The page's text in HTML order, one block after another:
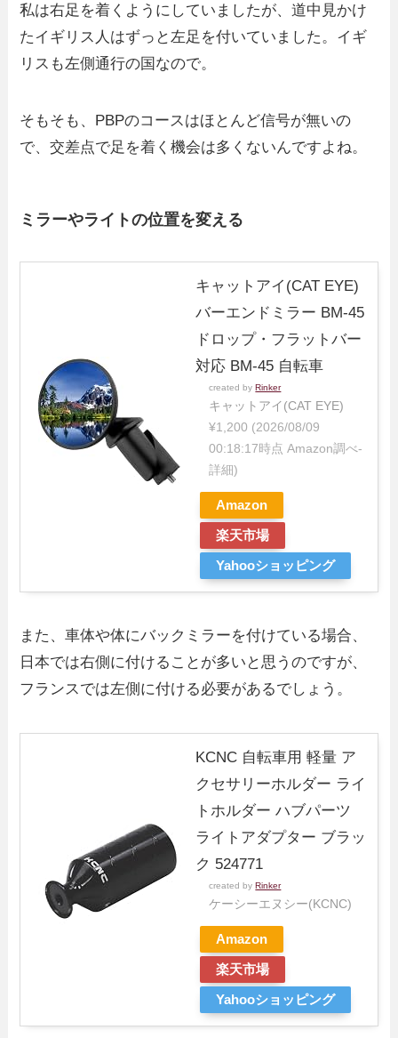
私は右足を着くようにしていましたが、道中見かけ
たイギリス人はずっと左足を付いていました。イギ
リスも左側通行の国なので。
そもそも、PBPのコースはほとんど信号が無いの
で、交差点で足を着く機会は多くないんですよね。
ミラーやライトの位置を変える
キャットアイ(CAT EYE)
バーエンドミラー BM-45
ドロップ・フラットバー
対応 BM-45 自転車
created byRinker
キャットアイ(CAT EYE)
¥1,200 (2026/08/09
00:18:17時点 Amazon調べ-
詳細)
Amazon
楽天市場
Yahooショッピング
また、車体や体にバックミラーを付けている場合、
日本では右側に付けることが多いと思うのですが、
フランスでは左側に付ける必要があるでしょう。
KCNC 自転車用 軽量 ア
クセサリーホルダー ライ
トホルダー ハブパーツ
ライトアダプター ブラッ
ク 524771
created byRinker
ケーシーエヌシー(KCNC)
Amazon
楽天市場
Yahooショッピング